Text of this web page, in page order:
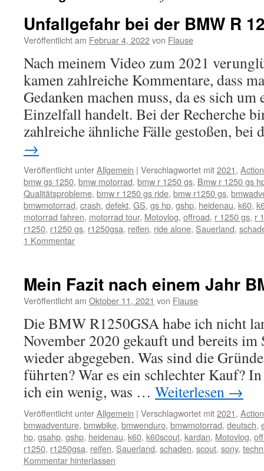
Unfallgefahr bei der BMW R
Veröffentlicht am Februar 4, 2022von Flause
Nach meinem Video zum 2021
kamen zahlreiche Kommentare, dass
Gedanken machen muss, da es sich
Einzelfall handelt. Bei der Recherche
zahlreiche ähnliche Fälle gestoßen,
→
Veröffentlicht unterAllgemein | Verschlagwortet mit2021,
bmw gs 1250, bmw motorrad, bmw r 1250 gs, Bmw r 1250 gs
Qualitätsprobleme, bmw r 1250 gs ride, bmw r1250 gs,
bmwmotorrad, crash, defekt, GS, gs hp, gshp, heidenau, k60,
motorrad fahren, motorrad tour, Motovlog, offroad, r 1250 gs, r
r1250, r1250 gs, r1250gsa, reifen, ride alone, Sauerland,
1 Kommentar
Mein Fazit nach einem Jahr
Veröffentlicht am Oktober 11, 2021 von Flause
Die BMW R1250GSA habe ich nicht
November 2020 gekauft und bereits im
wieder abgegeben. Was sind die
führten? War es ein schlechter Kauf?
ich ein wenig, was … Weiterlesen →
Veröffentlicht unterAllgemein | Verschlagwortet mit2021,
bmwadventure, bmwbike, bmwenduro, bmwmotorrad, deutsch,
hp, gsahp, gshp, heidenau, k60, k60scout, kardan, Motovlog,
r1250, r1250gsa, reifen, Sauerland, schaden, scout, sony,
Kommentar hinterlassen